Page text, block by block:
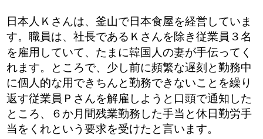
日本人Ｋさんは、釜山で日本食屋を経営していま
す。職員は、社長であるＫさんを除き従業員３名
を雇用していて、たまに韓国人の妻が手伝ってく
れます。ところで、少し前に頻繁な遅刻と勤務中
に個人的な用できちんと勤務できないことを繰り
返す従業員Ｐさんを解雇しようと口頭で通知した
ところ、６か月間残業勤務した手当と休日勤労手
当をくれという要求を受けたと言います。